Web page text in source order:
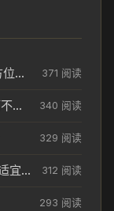
2026年04月11日老黄历财神方位_财神方位与供奉讲究 371 阅读
今天2026年04月18日领取结婚证老黄历不适合吗_领证日期参考 340 阅读
329 阅读
今日2026年04月11日入住新居老黄历不适宜吗_搬家择日参考 312 阅读
293 阅读